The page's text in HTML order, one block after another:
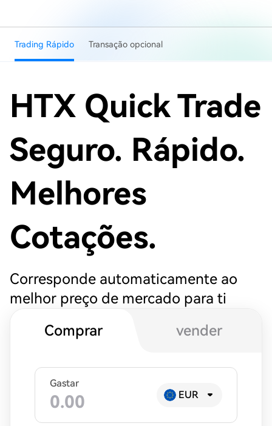
Trading Rápido Transação opcional
HTX Quick Trade
Seguro. Rápido.
Melhores
Cotações.
Corresponde automaticamente ao
melhor preço de mercado para ti
Comprar
vender
Gastar
EUR